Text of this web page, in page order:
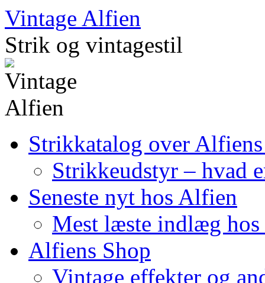
Skip
to
content
Vintage Alfien
Strik og vintagestil
Strikkatalog over
Strikkeudstyr – hvad
Seneste nyt hos Alfien
Mest læste indlæg
Alfiens Shop
Vintage effekter og